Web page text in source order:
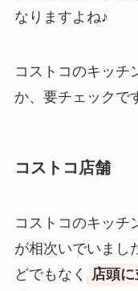
なりますよね♪
コストコのキッチ
か、要チェックで
コストコ店舗
コストコのキッチ
が相次いでいまし
どでもなく
店頭